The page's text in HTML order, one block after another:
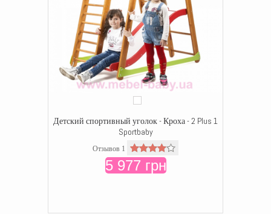
Детский спортивный уголок - Кроха - 2 Plus 1
Sportbaby
Отзывов 1
5 977 грн